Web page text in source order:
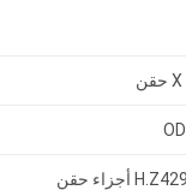
دونغقوان Baitong الدقة العفن تخصيص شعار H.Z4295 أجزاء حقن